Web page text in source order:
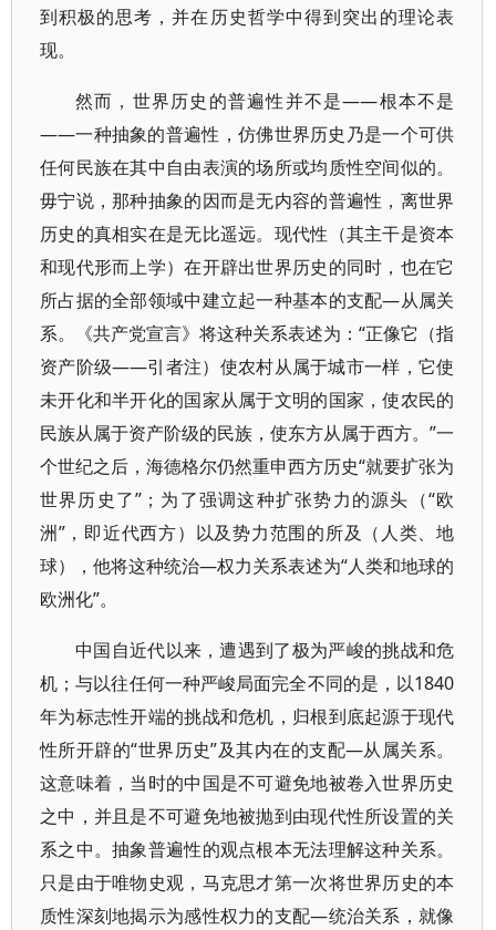
到积极的思考，并在历史哲学中得到突出的理论表
现。
然而，世界历史的普遍性并不是——根本不是
——一种抽象的普遍性，仿佛世界历史乃是一个可供
任何民族在其中自由表演的场所或均质性空间似的。
毋宁说，那种抽象的因而是无内容的普遍性，离世界
历史的真相实在是无比遥远。现代性（其主干是资本
和现代形而上学）在开辟出世界历史的同时，也在它
所占据的全部领域中建立起一种基本的支配—从属关
系。《共产党宣言》将这种关系表述为：“正像它（指
资产阶级——引者注）使农村从属于城市一样，它使
未开化和半开化的国家从属于文明的国家，使农民的
民族从属于资产阶级的民族，使东方从属于西方。”一
个世纪之后，海德格尔仍然重申西方历史“就要扩张为
世界历史了”；为了强调这种扩张势力的源头（“欧
洲”，即近代西方）以及势力范围的所及（人类、地
球），他将这种统治—权力关系表述为“人类和地球的
欧洲化”。
中国自近代以来，遭遇到了极为严峻的挑战和危
机；与以往任何一种严峻局面完全不同的是，以1840
年为标志性开端的挑战和危机，归根到底起源于现代
性所开辟的“世界历史”及其内在的支配—从属关系。
这意味着，当时的中国是不可避免地被卷入世界历史
之中，并且是不可避免地被抛到由现代性所设置的关
系之中。抽象普遍性的观点根本无法理解这种关系。
只是由于唯物史观，马克思才第一次将世界历史的本
质性深刻地揭示为感性权力的支配—统治关系，就像